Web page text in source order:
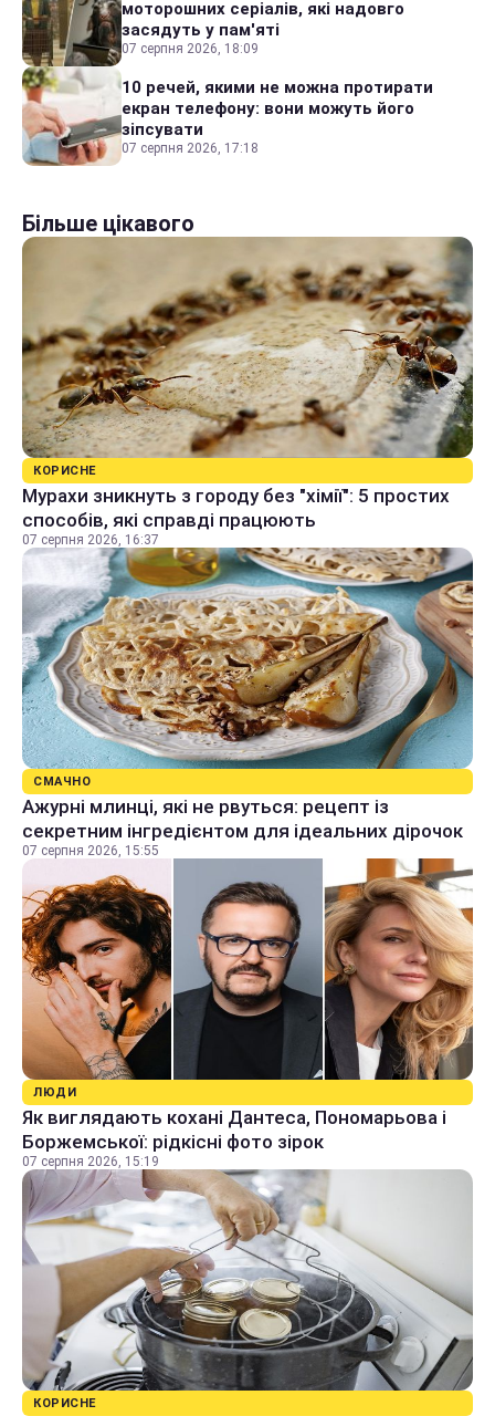
моторошних серіалів, які надовго
засядуть у пам'яті
07 серпня 2026, 18:09
10 речей, якими не можна протирати
екран телефону: вони можуть його
зіпсувати
07 серпня 2026, 17:18
Більше цікавого
КОРИСНЕ
Мурахи зникнуть з городу без "хімії": 5 простих
способів, які справді працюють
07 серпня 2026, 16:37
СМАЧНО
Ажурні млинці, які не рвуться: рецепт із
секретним інгредієнтом для ідеальних дірочок
07 серпня 2026, 15:55
ЛЮДИ
Як виглядають кохані Дантеса, Пономарьова і
Боржемської: рідкісні фото зірок
07 серпня 2026, 15:19
КОРИСНЕ